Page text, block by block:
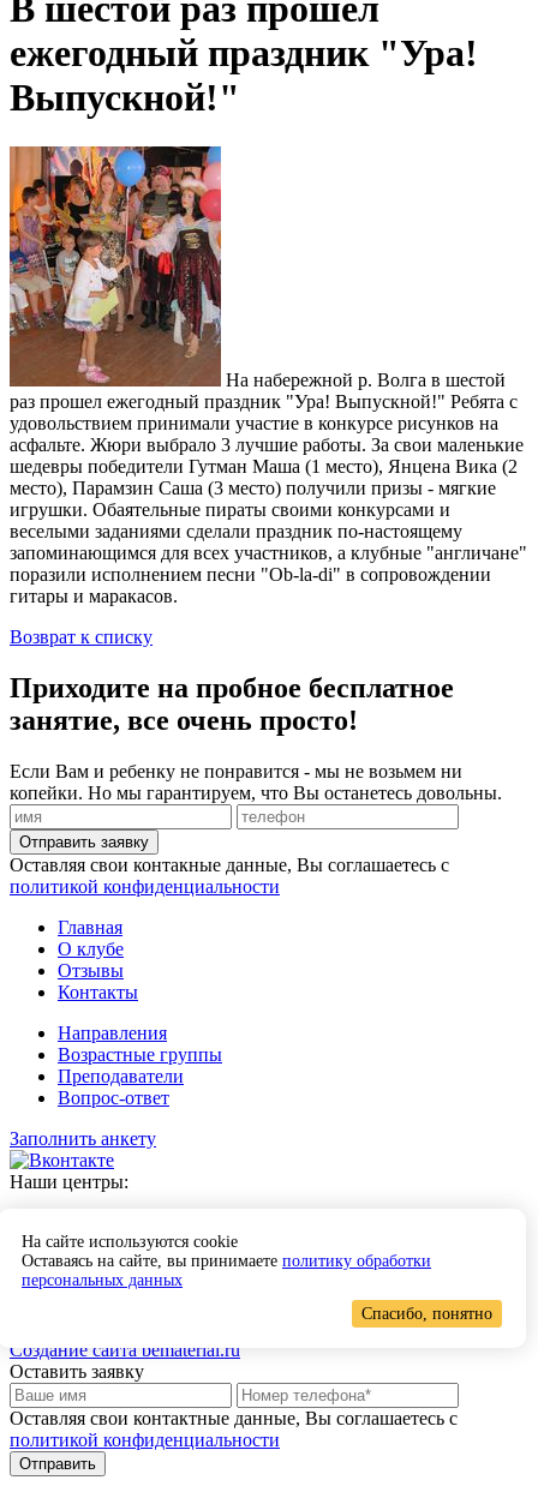
В шестой раз прошел
ежегодный праздник "Ура!
Выпускной!"
На набережной р. Волга в шестой
раз прошел ежегодный праздник "Ура! Выпускной!" Ребята с
удовольствием принимали участие в конкурсе рисунков на
асфальте. Жюри выбрало 3 лучшие работы. За свои маленькие
шедевры победители Гутман Маша (1 место), Янцена Вика (2
место), Парамзин Саша (3 место) получили призы - мягкие
игрушки. Обаятельные пираты своими конкурсами и
веселыми заданиями сделали праздник по-настоящему
запоминающимся для всех участников, а клубные "англичане"
поразили исполнением песни "Ob-la-di" в сопровождении
гитары и маракасов.
Возврат к списку
Приходите на пробное бесплатное
занятие, все очень просто!
Если Вам и ребенку не понравится - мы не возьмем ни
копейки. Но мы гарантируем, что Вы останетесь довольны.
Отправить заявку
Оставляя свои контакные данные, Вы соглашаетесь с
политикой конфиденциальности
Главная
О клубе
Отзывы
Контакты
Направления
Возрастные группы
Преподаватели
Вопрос-ответ
Заполнить анкету
Наши центры:
Студенческий переулок 2,
+7-927-262-44-17
Создание сайта bematerial.ru
На сайте используются cookie
Оставаясь на сайте, вы принимаете политику обработки
персональных данных
Спасибо, понятно
Оставить заявку
Оставляя свои контактные данные, Вы соглашаетесь с
политикой конфиденциальности
Отправить